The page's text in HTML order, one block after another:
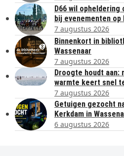
D66 wil
bij evenementen op
7 augustus 2026
Binnenkort in
Wassenaar
7 augustus 2026
Droogte houdt aan:
warmte keert snel
7 augustus 2026
Getuigen gezocht
Kerkdam in
6 augustus 2026